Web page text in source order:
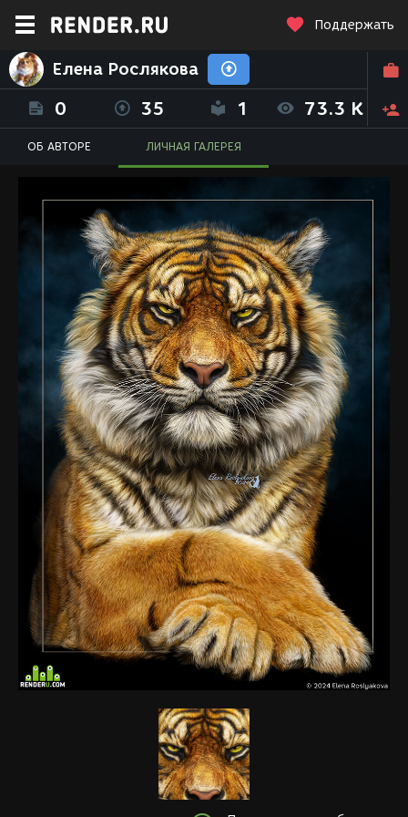
Поддержать
Елена Рослякова
0 35 1 73.3 K
ОБ АВТОРЕ ЛИЧНАЯ ГАЛЕРЕЯ